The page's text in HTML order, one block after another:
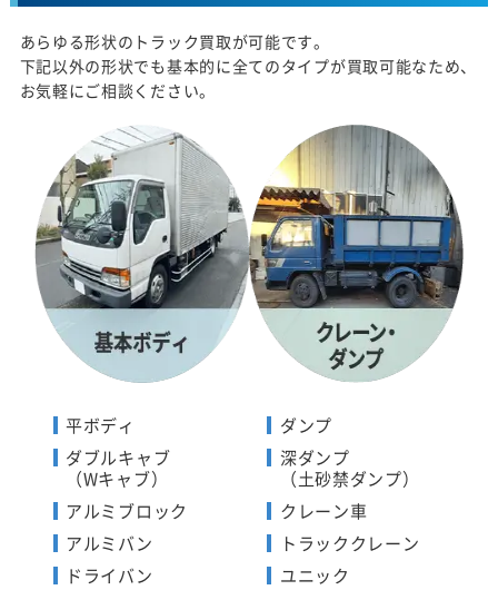
あらゆる形状のトラック買取が可能です。
下記以外の形状でも基本的に全てのタイプが買取可能なため、
お気軽にご相談ください。
平ボディ
ダブルキャブ
（Wキャブ）
アルミブロック
アルミバン
ドライバン
ダンプ
深ダンプ
（土砂禁ダンプ）
クレーン車
トラッククレーン
ユニック